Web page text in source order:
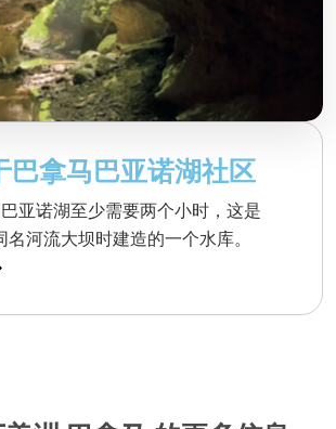
巴拿马巴亚诺湖社区
亚诺湖至少需要两个小时，这是
名河流大坝时建造的一个水库。